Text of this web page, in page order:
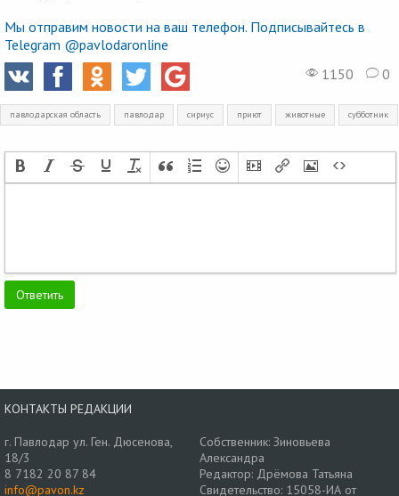
Мы отправим новости на ваш телефон. Подписывайтесь в
Telegram @pavlodaronline
1150
0
павлодарская область павлодар сириус приют животные субботник
КОНТАКТЫ РЕДАКЦИИ
г. Павлодар ул. Ген. Дюсенова,
18/3
8 7182 20 87 84
info@pavon.kz
Собственник: Зиновьева
Александра
Редактор: Дрёмова Татьяна
Свидетельство: 15058-ИА от